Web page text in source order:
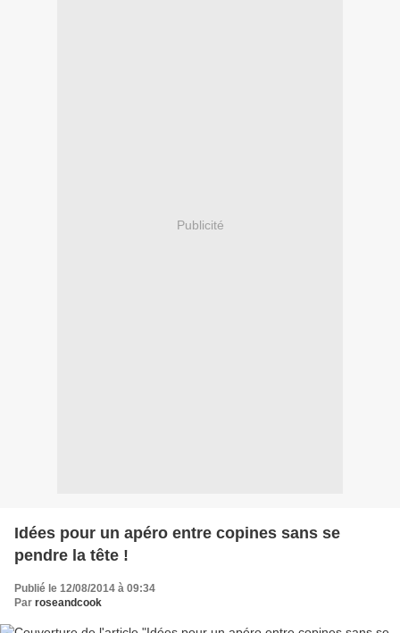
Publicité
Idées pour un apéro entre copines sans se
pendre la tête !
Publié le 12/08/2014 à 09:34
Par roseandcook